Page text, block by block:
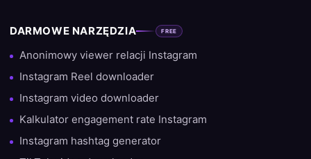
DARMOWE NARZĘDZIA FREE
Anonimowy viewer relacji Instagram
Instagram Reel downloader
Instagram video downloader
Kalkulator engagement rate Instagram
Instagram hashtag generator